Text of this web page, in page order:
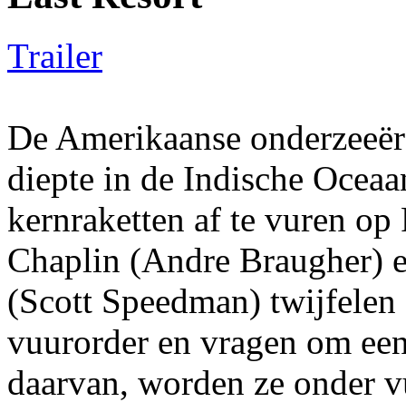
Trailer
De Amerikaanse
diepte in de Indische
kernraketten af te vuren
Chaplin (Andre Braugher)
(Scott Speedman) twijfelen
vuurorder en vragen om
daarvan, worden ze onder